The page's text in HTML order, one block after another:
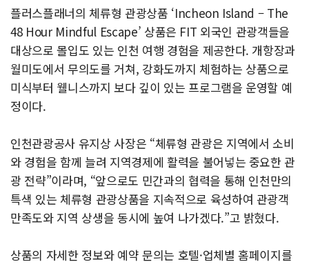
플러스플래너의 체류형 관광상품 ‘Incheon Island – The
48 Hour Mindful Escape’ 상품은 FIT 외국인 관광객들을
대상으로 몰입도 있는 인천 여행 경험을 제공한다. 개항장과
월미도에서 무의도를 거쳐, 강화도까지 체험하는 상품으로
미식부터 웰니스까지 보다 깊이 있는 프로그램을 운영할 예
정이다.
인천관광공사 유지상 사장은 “체류형 관광은 지역에서 소비
와 경험을 함께 늘려 지역경제에 활력을 불어넣는 중요한 관
광 전략”이라며, “앞으로도 민간과의 협력을 통해 인천만의
특색 있는 체류형 관광상품을 지속적으로 육성하여 관광객
만족도와 지역 상생을 동시에 높여 나가겠다.”고 밝혔다.
상품의 자세한 정보와 예약 문의는 호텔·업체별 홈페이지를